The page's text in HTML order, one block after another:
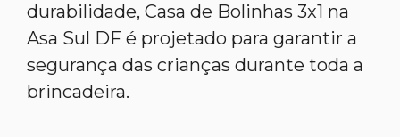
durabilidade, Casa de Bolinhas 3x1 na
Asa Sul DF é projetado para garantir a
segurança das crianças durante toda a
brincadeira.